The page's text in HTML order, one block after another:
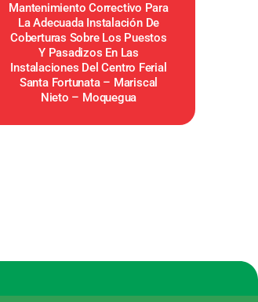
Mantenimiento Correctivo Para
La Adecuada Instalación De
Coberturas Sobre Los Puestos
Y Pasadizos En Las
Instalaciones Del Centro Ferial
Santa Fortunata – Mariscal
Nieto – Moquegua